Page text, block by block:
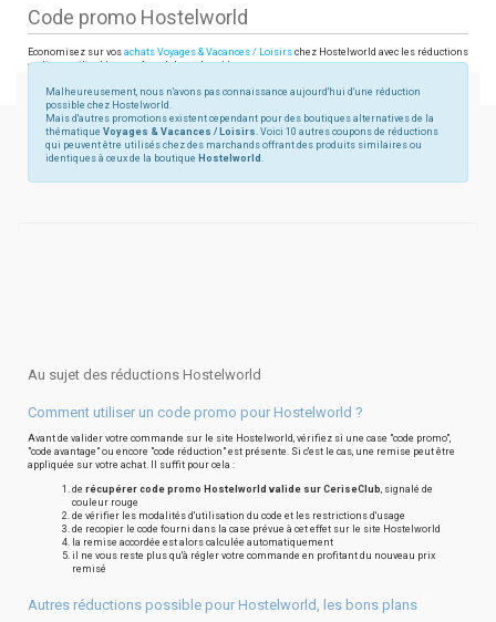
Code promo Hostelworld
Economisez sur vos achats Voyages & Vacances / Loisirs chez Hostelworld avec les réductions
en ligne utilisables sur french.hostelworld.com
Malheureusement, nous n'avons pas connaissance aujourd'hui d'une réduction
possible chez Hostelworld.
Mais d'autres promotions existent cependant pour des boutiques alternatives de la
thématique Voyages & Vacances / Loisirs. Voici 10 autres coupons de réductions
qui peuvent être utilisés chez des marchands offrant des produits similaires ou
identiques à ceux de la boutique Hostelworld .
Au sujet des réductions Hostelworld
Comment utiliser un code promo pour Hostelworld ?
Avant de valider votre commande sur le site Hostelworld, vérifiez si une case "code promo",
"code avantage" ou encore "code réduction" est présente. Si c'est le cas, une remise peut être
appliquée sur votre achat. Il suffit pour cela :
de récupérer code promo Hostelworld valide sur CeriseClub, signalé de
couleur rouge
de vérifier les modalités d'utilisation du code et les restrictions d'usage
de recopier le code fourni dans la case prévue à cet effet sur le site Hostelworld
la remise accordée est alors calculée automatiquement
il ne vous reste plus qu'à régler votre commande en profitant du nouveau prix
remisé
Autres réductions possible pour Hostelworld, les bons plans